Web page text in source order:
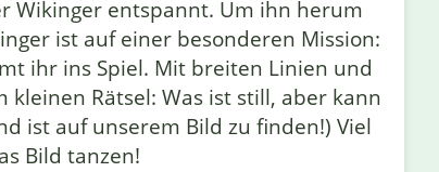
Wikinger entspannt. Um ihn herum
ist auf einer besonderen Mission:
ihr ins Spiel. Mit breiten Linien und
Rätsel: Was ist still, aber kann
ist auf unserem Bild zu finden!) Viel
Bild tanzen!